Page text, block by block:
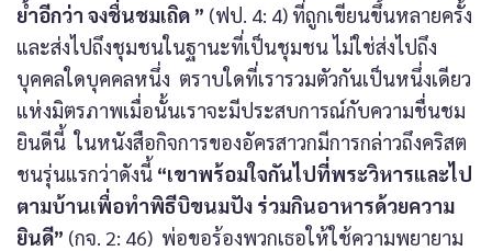
ย้ำอีกว่า จงชื่นชมเถิด ” (ฟป. 4: 4) ที่ถูกเขียนขึ้นหลายครั้ง
และส่งไปถึงชุมชนในฐานะที่เป็นชุมชน ไม่ใช่ส่งไปถึง
บุคคลใดบุคคลหนึ่ง ตราบใดที่เรารวมตัวกันเป็นหนึ่งเดียว
แห่งมิตรภาพเมื่อนั้นเราจะมีประสบการณ์กับความชื่นชม
ยินดีนี้ ในหนังสือกิจการของอัครสาวกมีการกล่าวถึงคริสต
ชนรุ่นแรกว่าดังนี้ “เขาพร้อมใจกันไปที่พระวิหารและไป
ตามบ้านเพื่อทำพิธีบิขนมปัง ร่วมกินอาหารด้วยความ
ยินดี” (กจ. 2: 46) พ่อขอร้องพวกเธอให้ใช้ความพยายาม